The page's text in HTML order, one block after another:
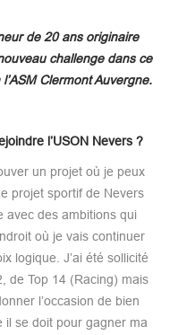
de 20 ans originaire
challenge dans ce
Clermont Auvergne.
l’USON Nevers ?
un projet où je peux
projet sportif de Nevers
avec des ambitions qui
où je vais continuer
logique. J’ai été sollicité
de Top 14 (Racing) mais
l’occasion de bien
il se doit pour gagner ma